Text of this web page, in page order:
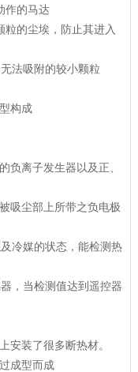
作的马达
的尘埃，防止其进入
法吸附的较小颗粒
构成
负离子发生器以及正、
吸尘部上所带之负电极
冷媒的状态，能检测热
，当检测值达到遥控器
安装了很多断热材。
成型而成